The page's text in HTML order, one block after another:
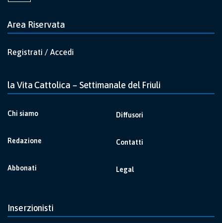
Area Riservata
Registrati / Accedi
la Vita Cattolica – Settimanale del Friuli
Chi siamo
Redazione
Abbonati
Diffusori
Contatti
Legal
Inserzionisti